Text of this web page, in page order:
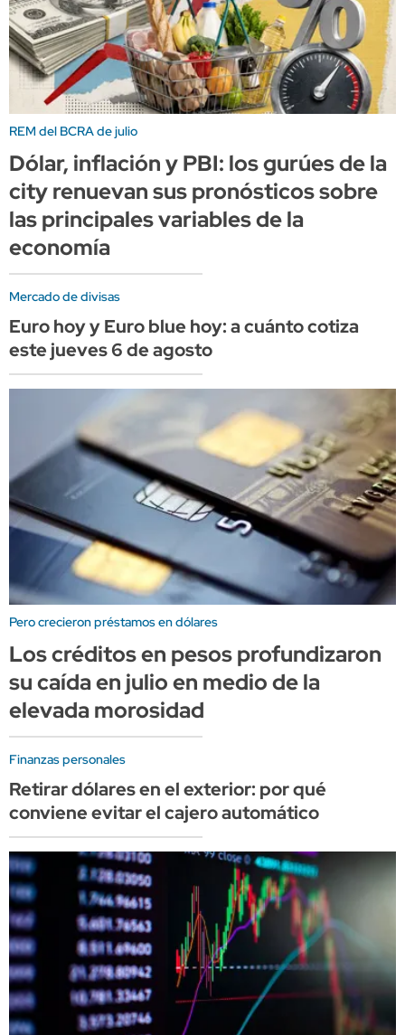
REM del BCRA de julio
Dólar, inflación y PBI: los gurúes de la
city renuevan sus pronósticos sobre
las principales variables de la
economía
Mercado de divisas
Euro hoy y Euro blue hoy: a cuánto cotiza
este jueves 6 de agosto
Pero crecieron préstamos en dólares
Los créditos en pesos profundizaron
su caída en julio en medio de la
elevada morosidad
Finanzas personales
Retirar dólares en el exterior: por qué
conviene evitar el cajero automático